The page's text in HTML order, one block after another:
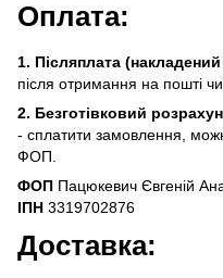
Оплата:
1. Післяплата (накладений
після отримання на пошті
2. Безготівковий
- сплатити замовлення,
ФОП.
ФОП Пацюкевич Євгеній
ІПН 3319702876
Доставка: